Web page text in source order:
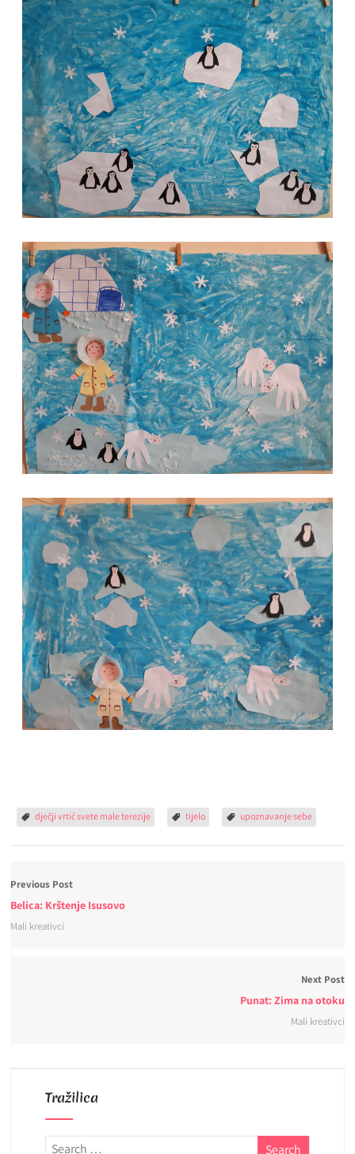
dječji vrtić svete male terezije tijelo upoznavanje sebe
Previous Post
Belica: Krštenje Isusovo
Mali kreativci
Next Post
Punat: Zima na otoku
Mali kreativci
Tražilica